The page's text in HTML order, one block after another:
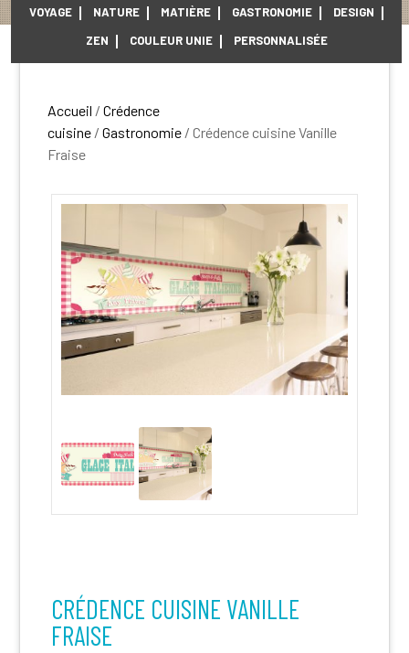
VOYAGE NATURE MATIÈRE GASTRONOMIE
DESIGN
ZEN
COULEUR UNIE PERSONNALISÉE
Accueil /Crédence
cuisine /Gastronomie / Crédence cuisine Vanille
Fraise
CRÉDENCE CUISINE VANILLE
FRAISE